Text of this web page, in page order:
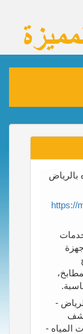
https://
-
المياه -